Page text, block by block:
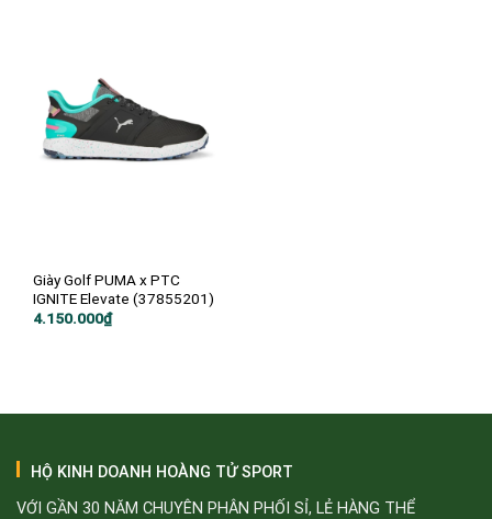
Giày Golf PUMA x PTC
IGNITE Elevate (37855201)
4.150.000₫
HỘ KINH DOANH HOÀNG TỬ SPORT
VỚI GẦN 30 NĂM CHUYÊN PHÂN PHỐI SỈ, LẺ HÀNG THỂ